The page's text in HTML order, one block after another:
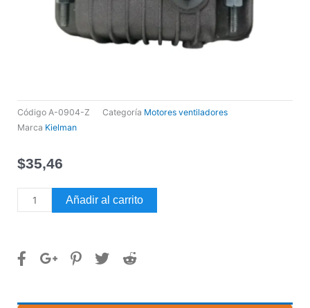
Código A-0904-Z Categoría Motores ventiladores
Marca Kielman
$35,46
MOTOR
VENTILADOR
MARCA
cantidad
Añadir al carrito